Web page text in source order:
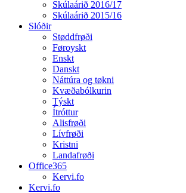
Skúlaárið 2016/17
Skúlaárið 2015/16
Slóðir
Støddfrøði
Føroyskt
Enskt
Danskt
Náttúra og tøkni
Kvæðabólkurin
Týskt
Ítróttur
Alisfrøði
Lívfrøði
Kristni
Landafrøði
Office365
Kervi.fo
Kervi.fo